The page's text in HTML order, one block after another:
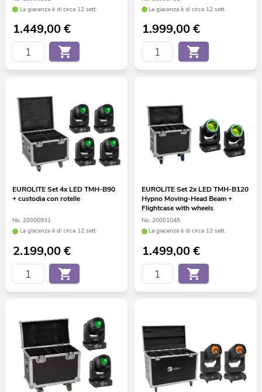
La giacenza è di circa 12 sett.
1.449,00€
La giacenza è di circa 12 sett.
1.999,00€
EUROLITE Set 4x LED TMH-B90
+ custodia con rotelle
No. 20000931
La giacenza è di circa 12 sett.
2.199,00€
EUROLITE Set 2x LED TMH-B120
Hypno Moving-Head Beam +
Flightcase with wheels
No. 20001045
La giacenza è di circa 12 sett.
1.499,00€